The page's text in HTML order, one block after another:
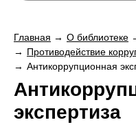
Главная О библиотеке
Противодействие
Антикоррупционная
экспертиза